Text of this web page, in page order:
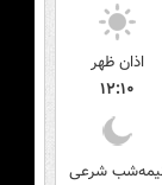
اذان ظهر
۱۲:۱۰
شرعی